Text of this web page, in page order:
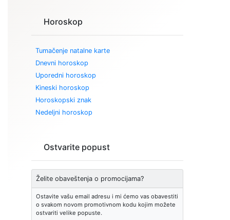
Horoskop
Tumačenje natalne karte
Dnevni horoskop
Uporedni horoskop
Kineski horoskop
Horoskopski znak
Nedeljni horoskop
Ostvarite popust
Želite obaveštenja o promocijama?
Ostavite vašu email adresu i mi ćemo vas obavestiti
o svakom novom promotivnom kodu kojim možete
ostvariti velike popuste.